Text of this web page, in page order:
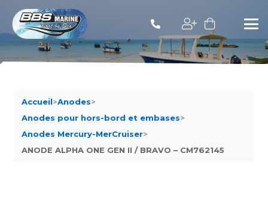
Accueil>Anodes>
Anodes pour hors-bord et embases>
Anodes Mercury-MerCruiser>
ANODE ALPHA ONE GEN II / BRAVO – CM762145